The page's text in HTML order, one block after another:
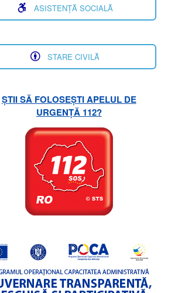
ASISTENȚĂ SOCIALĂ
STARE CIVILĂ
ȘTII SĂ FOLOSEȘTI APELUL DE
URGENȚĂ 112?